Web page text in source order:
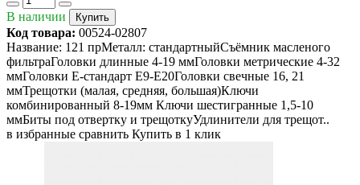
В наличии Купить
Код товара: 00524-02807
Название: 121 прМеталл: стандартныйСъёмник масленого
фильтраГоловки длинные 4-19 ммГоловки метрические 4-32
ммГоловки Е-стандарт Е9-Е20Головки свечные 16, 21
ммТрещотки (малая, средняя, большая)Ключи
комбинированный 8-19мм Ключи шестигранные 1,5-10
ммБиты под отвертку и трещоткуУдлинители для трещот..
в избранные сравнить Купить в 1 клик